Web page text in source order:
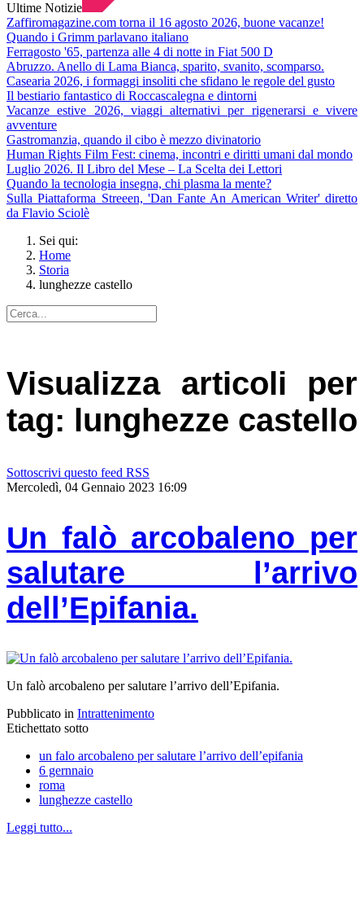
Ultime Notizie
Zaffiromagazine.com torna il 16 agosto 2026, buone vacanze!
Quando i Grimm parlavano italiano
Ferragosto '65, partenza alle 4 di notte in Fiat 500 D
Abruzzo. Anello di Lama Bianca, sparito, svanito, scomparso.
Casearia 2026, i formaggi insoliti che sfidano le regole del gusto
Il bestiario fantastico di Roccascalegna e dintorni
Vacanze estive 2026, viaggi alternativi per rigenerarsi e vivere
avventure
Gastromanzia, quando il cibo è mezzo divinatorio
Human Rights Film Fest: cinema, incontri e diritti umani dal mondo
Luglio 2026. Il Libro del Mese – La Scelta dei Lettori
Quando la tecnologia insegna, chi plasma la mente?
Sulla Piattaforma Streeen, 'Dan Fante An American Writer' diretto
da Flavio Sciolè
Sei qui:
Home
Storia
lunghezze castello
Visualizza articoli per
tag: lunghezze castello
Sottoscrivi questo feed RSS
Mercoledì, 04 Gennaio 2023 16:09
Un falò arcobaleno per
salutare l’arrivo
dell’Epifania.
Un falò arcobaleno per salutare l’arrivo dell’Epifania.
Pubblicato in Intrattenimento
Etichettato sotto
un falo arcobaleno per salutare l’arrivo dell’epifania
6 gernnaio
roma
lunghezze castello
Leggi tutto...